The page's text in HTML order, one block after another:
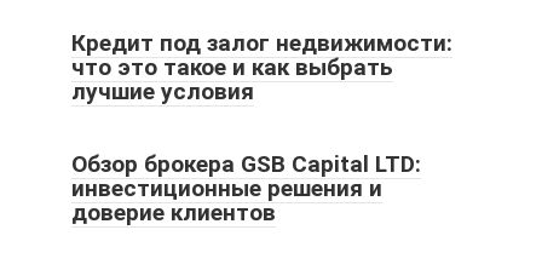
Кредит под залог недвижимости:
что это такое и как выбрать
лучшие условия
Обзор брокера GSB Capital LTD:
инвестиционные решения и
доверие клиентов